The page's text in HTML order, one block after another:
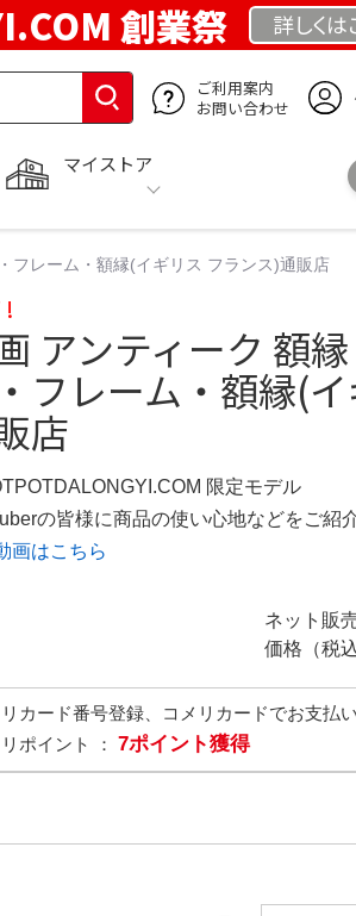
創業祭 詳しくは
ご利用案内
お問い合わせ
マイストア
フレーム・額縁(イギリス フランス)通販店
!
アンティーク 額
フレーム・額縁(
店
限定モデル
の皆様に商品の使い心地などをご紹
画はこちら
ネット販
価格（税込
カード番号登録、コメリカードでお支払
ポイント ： 7ポイント獲得